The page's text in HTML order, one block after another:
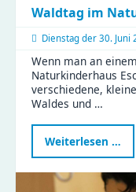
Waldtag im
Dienstag der 30. Juni
Wenn man an
Naturkinderhaus
verschiedene,
Waldes und …
Weiterlesen …
im